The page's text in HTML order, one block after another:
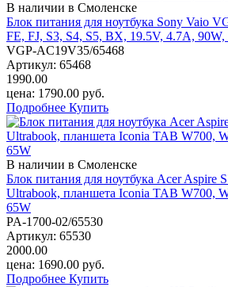
В наличии в Смоленске
Блок питания для ноутбука Sony Vaio
FE, FJ, S3, S4, S5, BX, 19.5V, 4.7A, 90W,
VGP-AC19V35/65468
Артикул: 65468
1990.00
цена: 1790.00 руб.
Подробнее Купить
В наличии в Смоленске
Блок питания для ноутбука Acer Aspire
Ultrabook, планшета Iconia TAB W700,
65W
PA-1700-02/65530
Артикул: 65530
2000.00
цена: 1690.00 руб.
Подробнее Купить